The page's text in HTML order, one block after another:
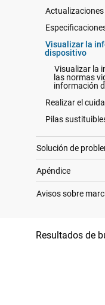
Visualizar la
dispositivo
Visualizar la
las normas
información
Realizar el
Pilas
Solución de
Apéndice
Avisos sobre
Resultados de